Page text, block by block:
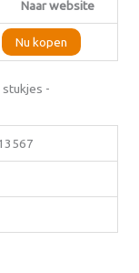
Naar website
Nu kopen
stukjes -